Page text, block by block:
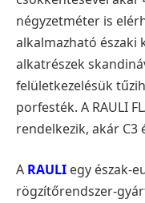
négyzetméter is
alkalmazható északi
alkatrészek
felületkezelésük
porfesték. A RAULI
rendelkezik, akár
A RAULI egy észak-
rögzítőrendszer-